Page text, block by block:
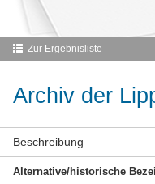
Zur Ergebnisliste
Archiv der
Beschreibung
Alternative/historische